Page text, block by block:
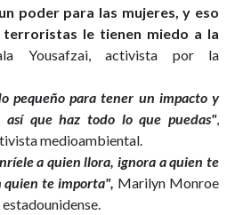
poder para las mujeres, y eso
le tienen miedo a la
Yousafzai, activista por la
pequeño para tener un impacto y
así que haz todo lo que puedas",
medioambiental.
a quien llora, ignora a quien te
quien te importa", Marilyn Monroe